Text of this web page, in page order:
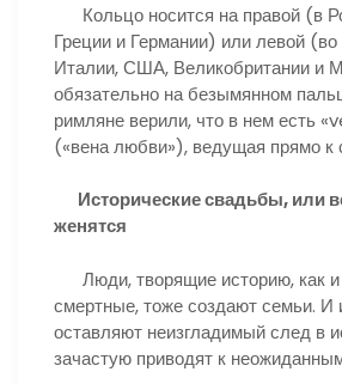
Кольцо носится на правой (в
Греции и Германии) или левой
Италии, США, Великобритании и
обязательно на безымянном
римляне верили, что в нем есть
(«вена любви»), ведущая прямо к
Исторические свадьбы, или
женятся
Люди, творящие историю, как и
смертные, тоже создают семьи. И
оставляют неизгладимый след в
зачастую приводят к